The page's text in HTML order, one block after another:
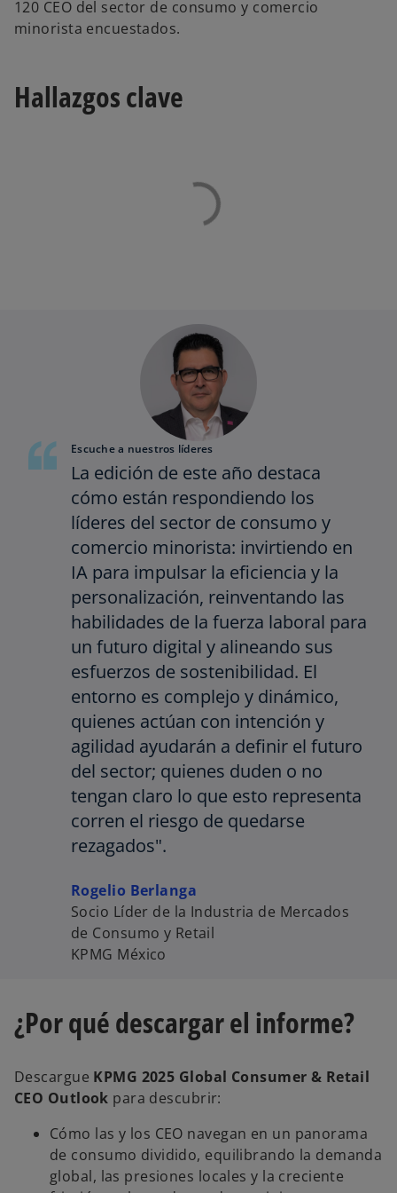
e
120 CEO del sector de consumo y comercio
minorista encuestados.
Hallazgos clave
Escuche a nuestros líderes
La edición de este año destaca
cómo están respondiendo los
líderes del sector de consumo y
comercio minorista: invirtiendo en
IA para impulsar la eficiencia y la
personalización, reinventando las
habilidades de la fuerza laboral para
un futuro digital y alineando sus
esfuerzos de sostenibilidad. El
entorno es complejo y dinámico,
quienes actúan con intención y
agilidad ayudarán a definir el futuro
del sector; quienes duden o no
tengan claro lo que esto representa
corren el riesgo de quedarse
rezagados".
Rogelio Berlanga
Socio Líder de la Industria de Mercados
de Consumo y Retail
KPMG México
¿Por qué descargar el informe?
Descargue KPMG 2025 Global Consumer & Retail
CEO Outlook para descubrir:
Cómo las y los CEO navegan en un panorama
de consumo dividido, equilibrando la demanda
global, las presiones locales y la creciente